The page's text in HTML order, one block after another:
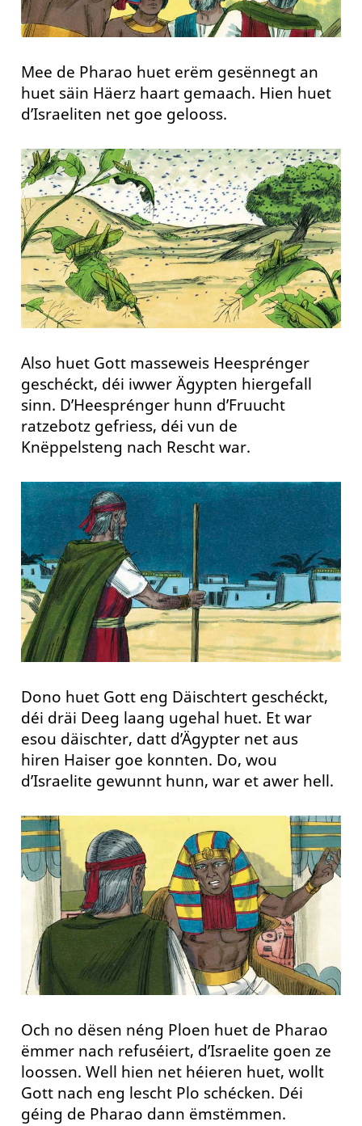
Mee de Pharao huet erëm gesënnegt an
huet säin Häerz haart gemaach. Hien huet
d’Israeliten net goe gelooss.
Also huet Gott masseweis Heesprénger
geschéckt, déi iwwer Ägypten hiergefall
sinn. D’Heesprénger hunn d’Fruucht
ratzebotz gefriess, déi vun de
Knëppelsteng nach Rescht war.
Dono huet Gott eng Däischtert geschéckt,
déi dräi Deeg laang ugehal huet. Et war
esou däischter, datt d’Ägypter net aus
hiren Haiser goe konnten. Do, wou
d’Israelite gewunnt hunn, war et awer hell.
Och no dësen néng Ploen huet de Pharao
ëmmer nach refuséiert, d’Israelite goen ze
loossen. Well hien net héieren huet, wollt
Gott nach eng lescht Plo schécken. Déi
géing de Pharao dann ëmstëmmen.